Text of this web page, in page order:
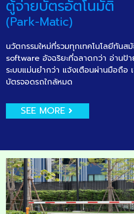
ตู้จ่ายบัตรอัตโนมัติ
(Park-Matic)
นวัตกรรมใหม่ที่รวมทุกเทคโนโลยีทันส
software อัจฉริยะที่ฉลาดกว่า อ่านป้
ระบบแม่นยำกว่า แจ้งเตือนผ่านมือถือ
บัตรจอดรถใกล้หมด
SEE MORE